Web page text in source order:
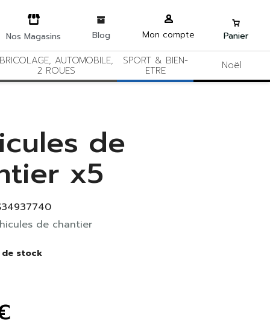
Nos Magasins Blog Mon compte Panier
AUTOMOBILE,
2 ROUES
SPORT & BIEN-
ETRE Noël
de
x5
de chantier
stock